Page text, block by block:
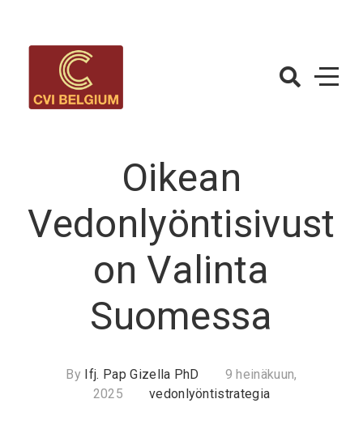
content
Strategy
Oikean
Vedonlyöntisivust
on Valinta
Suomessa
By Ifj. Pap Gizella PhD
9 heinäkuun,
2025
vedonlyöntistrategia